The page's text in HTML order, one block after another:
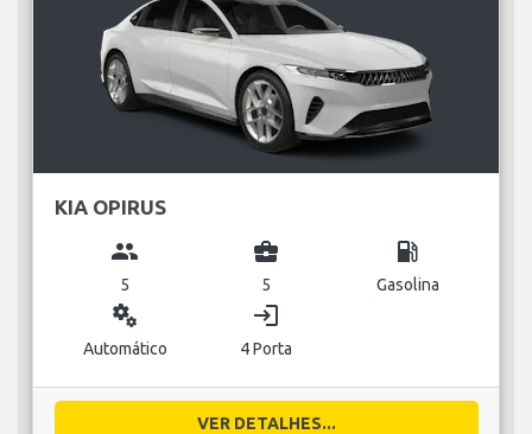
KIA OPIRUS
group
5
business_center
5
local_gas_station
Gasolina
miscellaneous_services
Automático
login
4 Porta
VER DETALHES...